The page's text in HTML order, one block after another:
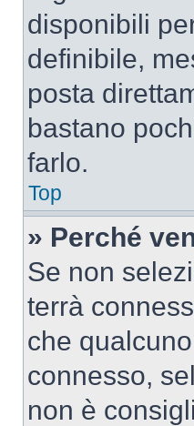
disponibili
definibile,
posta
bastano
farlo.
Top
» Perché
Se non
terrà
che
connesso,
non è